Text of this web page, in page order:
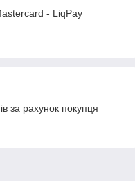
- LiqPay
за рахунок покупця